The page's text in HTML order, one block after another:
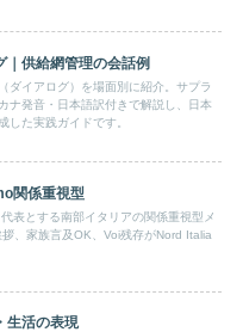
｜供給網管理の会話例
ダイアログ）を場面別に紹介。サプラ
ナ発音・日本語訳付きで解説し、日本
した実践ガイドです。
関係重視型
表とする南部イタリアの関係重視型メ
、家族言及OK、Voi残存がNord Italia
生活の表現